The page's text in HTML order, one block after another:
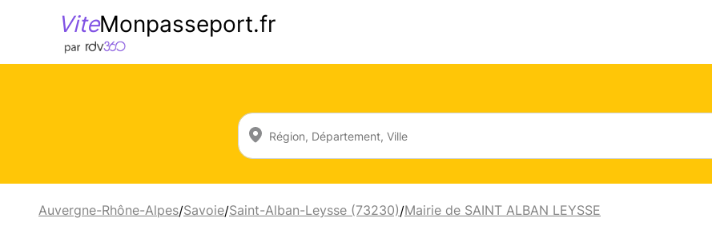
ViteMonpasseport.fr
Auvergne-Rhône-Alpes/Savoie/Saint-Alban-Leysse (73230)/Mairie de SAINT ALBAN LEYSSE